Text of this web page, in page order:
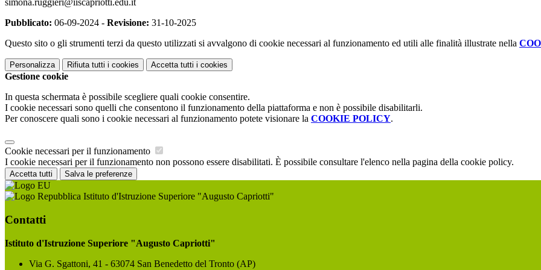
simona.ruggieri@iiscapriotti.edu.it
Pubblicato: 06-09-2024 - Revisione: 31-10-2025
Questo sito o gli strumenti terzi da questo utilizzati si avvalgono di cookie necessari al funzionamento ed utili alle finalità illustrate nella
Personalizza Rifiuta tutti i cookies Accetta tutti i cookies
Gestione cookie
In questa schermata è possibile scegliere quali cookie consentire.
I cookie necessari sono quelli che consentono il funzionamento della piattaforma e non è possibile disabilitarli.
Per conoscere quali sono i cookie necessari al funzionamento potete visionare la COOKIE POLICY.
Cookie necessari per il funzionamento
I cookie necessari per il funzionamento non possono essere disabilitati. È possibile consultare l'elenco nella pagina della cookie policy.
Accetta tutti Salva le preferenze
Istituto d'Istruzione Superiore "Augusto Capriotti"
Contatti
Istituto d'Istruzione Superiore "Augusto Capriotti"
Via G. Sgattoni, 41 - 63074 San Benedetto del Tronto (AP)